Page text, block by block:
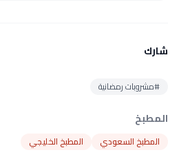
شارك
#مشروبات رمضانية
المطبخ
المطبخ السعودي المطبخ الخليجي